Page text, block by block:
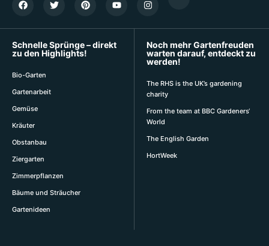
Schnelle Sprünge – direkt
zu den Highlights!
Bio-Garten
Gartenarbeit
Gemüse
Kräuter
Obstanbau
Ziergarten
Zimmerpflanzen
Bäume und Sträucher
Gartenideen
Noch mehr Gartenfreuden
warten darauf, entdeckt zu
werden!
The RHS is the UK’s gardening
charity
From the team at BBC Gardeners‘
World
The English Garden
HortWeek